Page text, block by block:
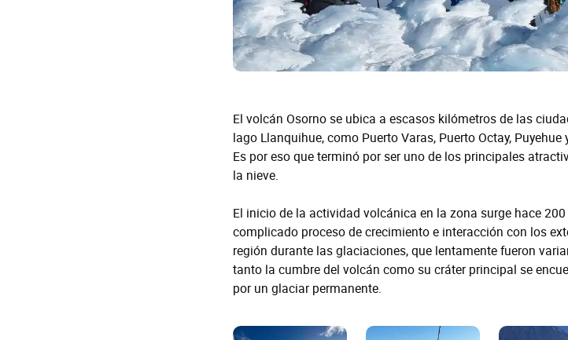
El volcán Osorno se ubica a escasos kilómetros de las
lago Llanquihue, como Puerto Varas, Puerto Octay,
Es por eso que terminó por ser uno de los principales
la nieve.
El inicio de la actividad volcánica en la zona surge hace
complicado proceso de crecimiento e interacción con los
región durante las glaciaciones, que lentamente fueron
tanto la cumbre del volcán como su cráter principal se
por un glaciar permanente.